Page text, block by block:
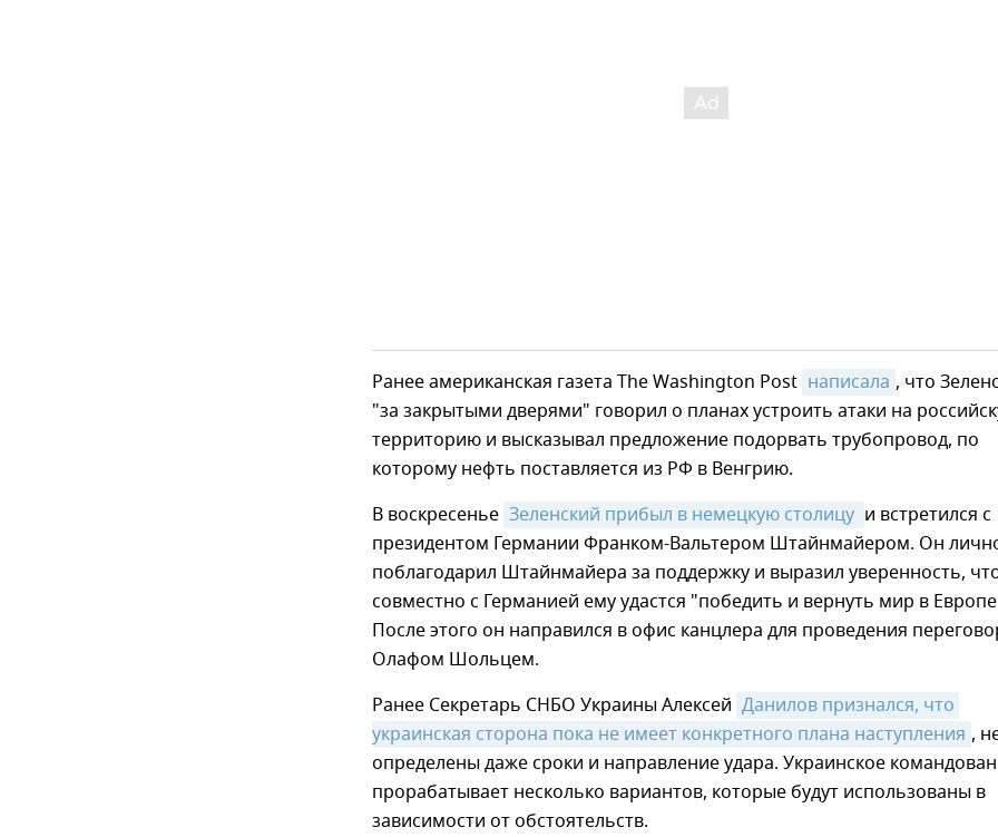
Ранее американская газета The Washington Post написала , что
"за закрытыми дверями" говорил о планах устроить атаки на
территорию и высказывал предложение подорвать трубопровод, по
которому нефть поставляется из РФ в Венгрию.
В воскресенье Зеленский прибыл в немецкую столицу и встретился с
президентом Германии Франком-Вальтером Штайнмайером. Он
поблагодарил Штайнмайера за поддержку и выразил уверенность,
совместно с Германией ему удастся "победить и вернуть мир в
После этого он направился в офис канцлера для проведения
Олафом Шольцем.
Ранее Секретарь СНБО Украины Алексей Данилов признался, что
украинская сторона пока не имеет конкретного плана наступления ,
определены даже сроки и направление удара. Украинское
прорабатывает несколько вариантов, которые будут использованы в
зависимости от обстоятельств.